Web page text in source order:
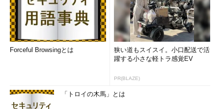
Forceful Browsingとは
狭い道もスイスイ。小口配送で活
躍する小さな軽トラ感覚EV
PR(BLAZE)
「トロイの木馬」とは